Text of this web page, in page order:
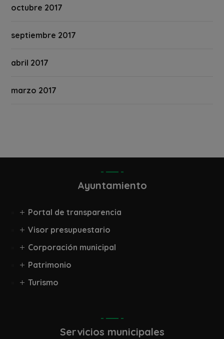
octubre 2017
septiembre 2017
abril 2017
marzo 2017
Ayuntamiento
Portal de transparencia
Visor presupuestario
Corporación municipal
Patrimonio
Turismo
Servicios municipales